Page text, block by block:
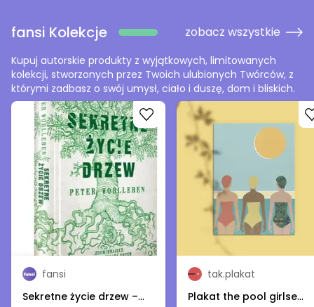
fansi Kolekcje zobacz wszystkie
Kupuj autorskie produkty z wyjątkowych, limitowanych
kolekcji, stworzonych przez Twoich ulubionych Twórców, z
którymi zadbasz o swój umysł, ciało i duszę, dom i bliskich.
Go to product
fansi
Sekretne życie drzew –
Go to product
tak.plakat
Plakat the pool girlse